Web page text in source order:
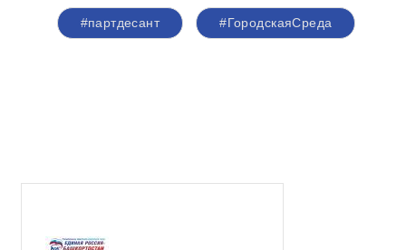
#партдесант #ГородскаяСреда